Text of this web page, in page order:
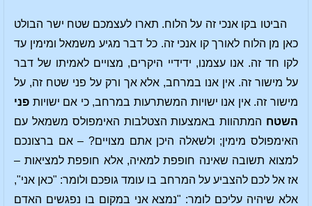
הביטו בקו אנכי זה על הלוח. תארו לעצמכם שטח ישר הבולט
כאן מן הלוח לאורך קו אנכי זה. כל דבר מגיע משמאל ומימין עד
לקו חד זה. אנו עצמנו, ידידיי היקרים, מצויים לאמיתו של דבר
על מישור זה. אין אנו במרחב, אלא אך ורק על פני שטח זה, על
מישור זה. אין אנו ישויות המשתרעות במרחב, כי אם ישויות פני
השטח המתהוות באמצעות הצטלבות האימפולס משמאל עם
האימפולס מימין; ולשאלה היכן אתם מצויים? – אם ברצונכם
למצוא תשובה שאינה חופפת למאיה, אלא חופפת למציאות –
אז אל לכם להצביע על המרחב בו עומד גופכם ולומר: "כאן אני",
אלא שיהיה עליכם לומר: "נמצא אני במקום בו נפגשים האדם